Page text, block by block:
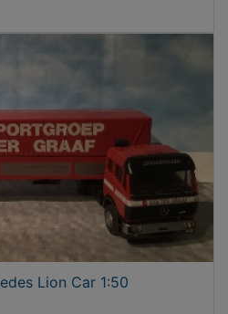
Lion Car 1:50